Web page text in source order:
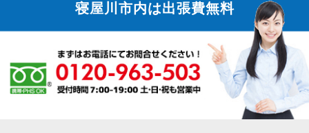
寝屋川市内は出張費無料